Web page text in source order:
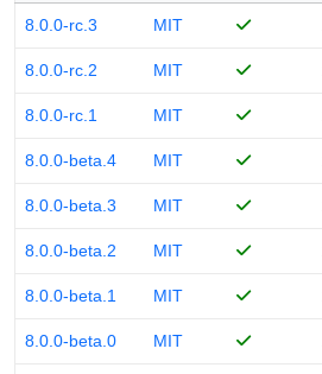
8.0.0-rc.3 MIT
8.0.0-rc.2 MIT
8.0.0-rc.1 MIT
8.0.0-beta.4 MIT
8.0.0-beta.3 MIT
8.0.0-beta.2 MIT
8.0.0-beta.1 MIT
8.0.0-beta.0 MIT